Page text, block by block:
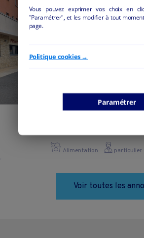
Alimentation particulier
Voir toutes les
Vous pouvez exprimer vos choix en
"Paramétrer", et les modifier à tout
page.
Politique cookies →
Paramétrer